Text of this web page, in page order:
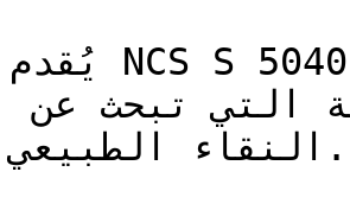
يُقدم NCS S 5040-B20G طاقة الأزرق والأخضر معاً بشكل
مُركّز — خيار جريء للمنازل العصرية التي تبحث عن
النقاء الطبيعي.